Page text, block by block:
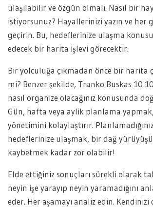
ulaşılabilir ve özgün olmalı. Nasıl bir
istiyorsunuz? Hayallerinizi yazın ve her
geçirin. Bu, hedeflerinize ulaşma
edecek bir harita işlevi görecektir.
Bir yolculuğa çıkmadan önce bir harita
mi? Benzer şekilde, Tranko Buskas 10
nasıl organize olacağınız konusunda
Gün, hafta veya aylik planlama
yönetimini kolaylaştırır.
hedeflerinize ulaşmak, bir dağ
kaybetmek kadar zor olabilir!
Elde ettiğiniz sonuçları sürekli olarak
neyin işe yarayıp neyin yaramadığını
eder. Her aşamayı analiz edin.